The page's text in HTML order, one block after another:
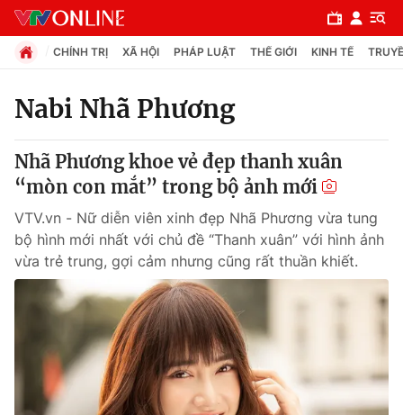
Chuyên mục
Chính trị
Xã hội
Pháp luật
Thế giới
CHÍNH TRỊ XÃ HỘI PHÁP LUẬT THẾ GIỚI KINH TẾ
Nabi Nhã Phương
Nhã Phương khoe vẻ đẹp thanh xuân
“mòn con mắt” trong bộ ảnh mới
VTV.vn - Nữ diễn viên xinh đẹp Nhã Phương vừa tung
bộ hình mới nhất với chủ đề “Thanh xuân” với hình ảnh
vừa trẻ trung, gợi cảm nhưng cũng rất thuần khiết.